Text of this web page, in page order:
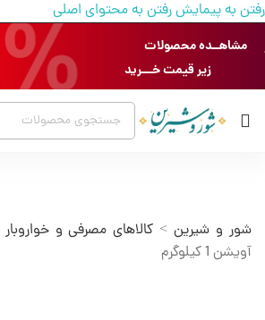
رفتن به پیمایشرفتن به محتوای اصلی
مشاهــده محصولات
زیر قیمت خـــرید
شور و شیرین> کالاهای مصرفی و خواروبار
آویشن 1 کیلوگرم